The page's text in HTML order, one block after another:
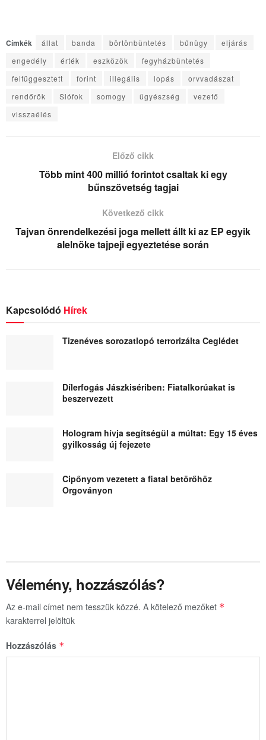
Címkék állat banda börtönbüntetés bűnügy
eljárás
engedély
érték eszközök
fegyházbüntetés
felfüggesztett
forint illegális lopás
orvvadászat
rendőrök
Siófok somogy ügyészség
vezető
visszaélés
Előző cikk
Több mint 400 millió forintot csaltak ki egy
bűnszövetség tagjai
Következő cikk
Tajvan önrendelkezési joga mellett állt ki az EP egyik
alelnöke tajpeji egyeztetése során
Kapcsolódó Hírek
Tizenéves sorozatlopó terrorizálta Ceglédet
Dílerfogás Jászkisériben: Fiatalkorúakat is
beszervezett
Hologram hívja segítségül a múltat: Egy 15 éves
gyilkosság új fejezete
Cipőnyom vezetett a fiatal betörőhöz
Orgoványon
Vélemény, hozzászólás?
Az e-mail címet nem tesszük közzé. A kötelező mezőket *
karakterrel jelöltük
Hozzászólás *